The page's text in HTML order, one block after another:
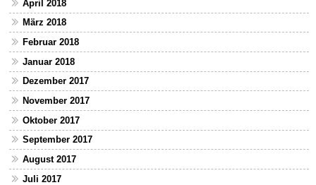
April 2018
März 2018
Februar 2018
Januar 2018
Dezember 2017
November 2017
Oktober 2017
September 2017
August 2017
Juli 2017